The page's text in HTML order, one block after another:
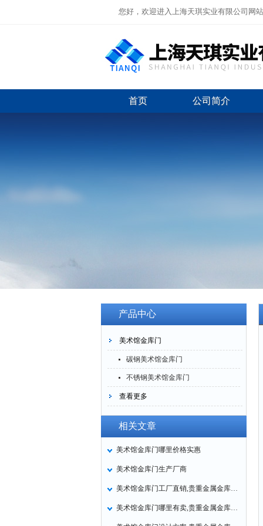
您好，欢迎进入上海天琪实业有限公司网站
首页 公司简介
产品中心
美术馆金库门
碳钢美术馆金库门
不锈钢美术馆金库门
查看更多
相关文章
美术馆金库门哪里价格实惠
美术馆金库门生产厂商
美术馆金库门工厂直销,贵重金属金库门厂家定做
美术馆金库门哪里有卖,贵重金属金库门多少钱